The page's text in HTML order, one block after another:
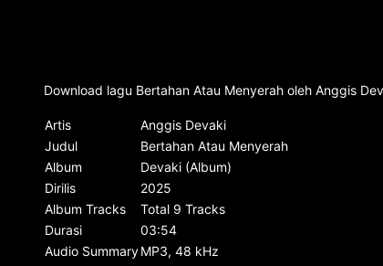
Download lagu Bertahan Atau Menyerah oleh Anggis
Artis
Anggis Devaki
Judul
Bertahan Atau Menyerah
Album
Devaki (Album)
Dirilis
2025
Album Tracks
Total 9 Tracks
Durasi
03:54
Audio SummaryMP3, 48 kHz